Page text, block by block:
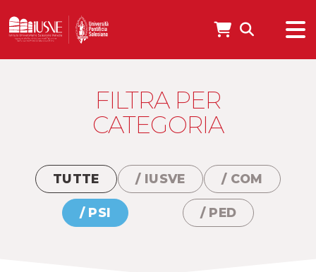
FILTRA PER
CATEGORIA
TUTTE / IUSVE / COM
/ PSI / PED